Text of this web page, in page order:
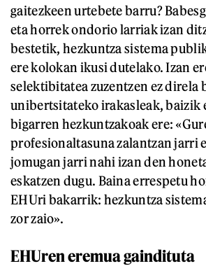
gaitezkeen urtebete barru?
eta horrek ondorio larriak izan
bestetik, hezkuntza sistema
ere kolokan ikusi dutelako. Izan
selektibitatea zuzentzen ez direla
unibertsitateko irakasleak, baizik
bigarren hezkuntzakoak ere:
profesionaltasuna zalantzan jarri
jomugan jarri nahi izan den
eskatzen dugu. Baina errespetu
EHUri bakarrik: hezkuntza
zor zaio».
EHUren eremua gaindituta